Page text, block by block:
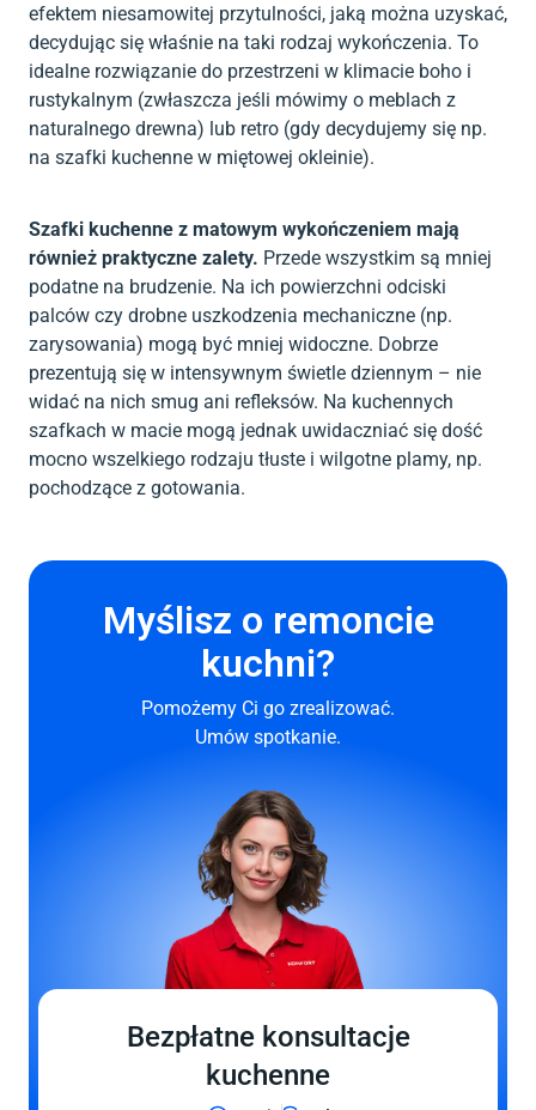
efektem niesamowitej przytulności, jaką można uzyskać,
decydując się właśnie na taki rodzaj wykończenia. To
idealne rozwiązanie do przestrzeni w klimacie boho i
rustykalnym (zwłaszcza jeśli mówimy o meblach z
naturalnego drewna) lub retro (gdy decydujemy się np.
na szafki kuchenne w miętowej okleinie).
Szafki kuchenne z matowym wykończeniem mają
również praktyczne zalety. Przede wszystkim są mniej
podatne na brudzenie. Na ich powierzchni odciski
palców czy drobne uszkodzenia mechaniczne (np.
zarysowania) mogą być mniej widoczne. Dobrze
prezentują się w intensywnym świetle dziennym – nie
widać na nich smug ani refleksów. Na kuchennych
szafkach w macie mogą jednak uwidaczniać się dość
mocno wszelkiego rodzaju tłuste i wilgotne plamy, np.
pochodzące z gotowania.
Myślisz o remoncie
kuchni?
Pomożemy Ci go zrealizować.
Umów spotkanie.
Bezpłatne konsultacje
kuchenne